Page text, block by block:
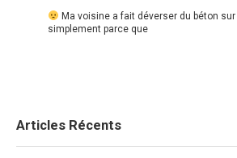
Ma voisine a fait déverser du béton
simplement parce que
Articles Récents